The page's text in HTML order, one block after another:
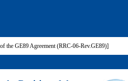
the GE89 Agreement (RRC-06-Rev.GE89)]